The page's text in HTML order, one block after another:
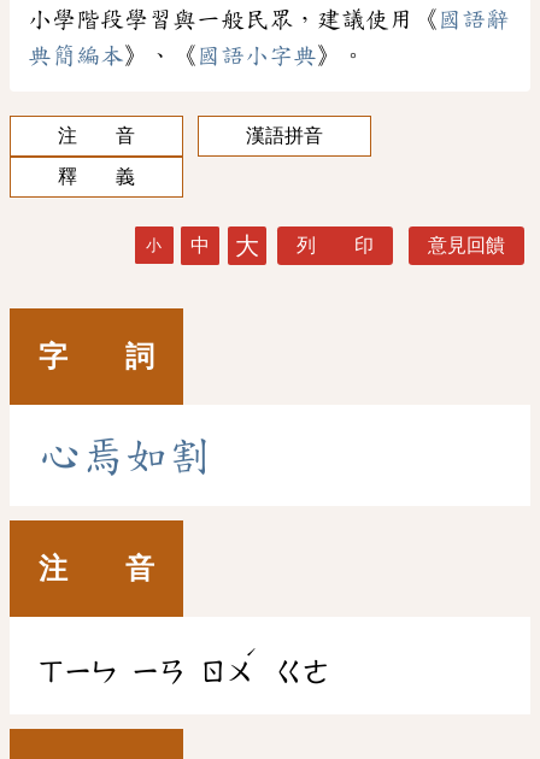
小學階段學習與一般民眾，建議使用《 國語辭
典簡編本》、《 國語小字典》。
注 音
漢語拼音
釋 義
小 中 大 列 印 意見回饋
字 詞
心 焉如割
注 音
ㄒㄧㄣ ㄧㄢ ㄖㄨ
ˊ
ㄍㄜ